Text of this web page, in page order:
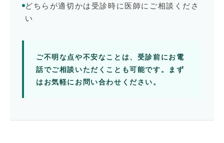
どちらが適切かは受診時に医師にご相談くださ
い
ご不明な点や不安なことは、受診前にお電
話でご相談いただくことも可能です。まず
はお気軽にお問い合わせください。